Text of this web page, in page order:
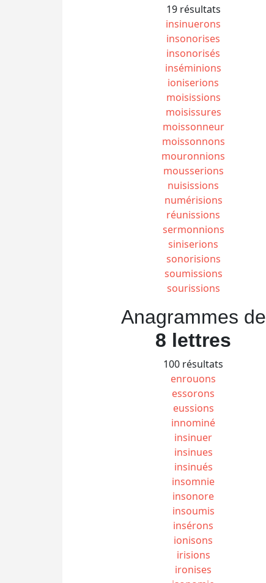
19 résultats
insinuerons
insonorises
insonorisés
inséminions
ioniserions
moisissions
moisissures
moissonneur
moissonnons
mouronnions
mousserions
nuisissions
numérisions
réunissions
sermonnions
siniserions
sonorisions
soumissions
sourissions
Anagrammes de
8 lettres
100 résultats
enrouons
essorons
eussions
innominé
insinuer
insinues
insinués
insomnie
insonore
insoumis
insérons
ionisons
irisions
ironises